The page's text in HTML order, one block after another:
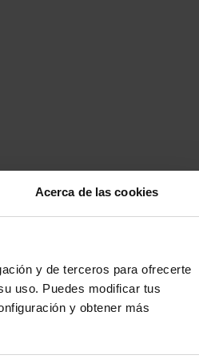
Acerca de las cookies
y de terceros para ofrecerte
uso. Puedes modificar tus
y obtener más